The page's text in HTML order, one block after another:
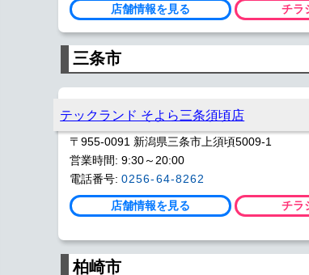
店舗情報を見る チラ
三条市
テックランド そよら三条須頃店
〒955-0091 新潟県三条市上須頃5009-1
営業時間: 9:30～20:00
電話番号: 0256-64-8262
店舗情報を見る チラ
柏崎市